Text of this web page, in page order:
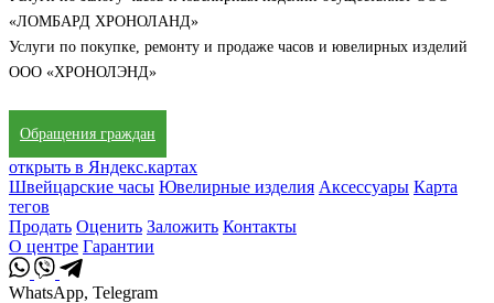
«ЛОМБАРД ХРОНОЛАНД»
Услуги по покупке, ремонту и продаже часов и ювелирных изделий
ООО «ХРОНОЛЭНД»
Обращения граждан
открыть в Яндекс.картах
Швейцарские часы Ювелирные изделия Аксессуары Карта
тегов
Продать Оценить Заложить Контакты
О центре Гарантии
WhatsApp, Telegram